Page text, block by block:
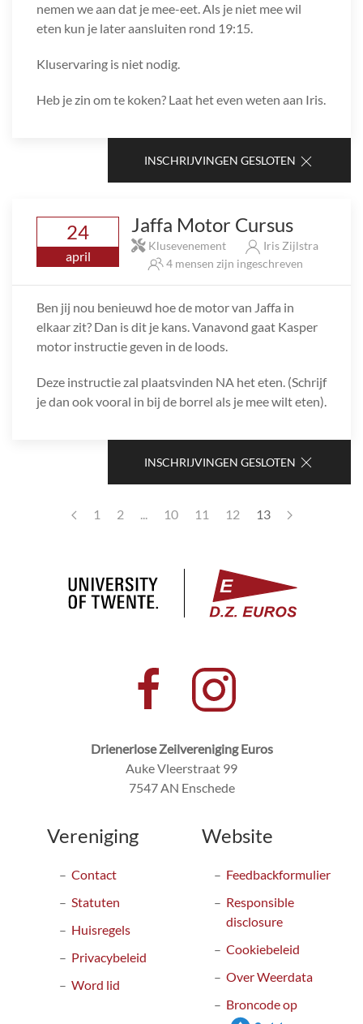
nemen we aan dat je mee-eet. Als je niet mee wil
eten kun je later aansluiten rond 19:15.
Kluservaring is niet nodig.
Heb je zin om te koken? Laat het even weten aan Iris.
INSCHRIJVINGEN GESLOTEN
24
april
Jaffa Motor Cursus
Klusevenement
Iris Zijlstra
4 mensen zijn ingeschreven
Ben jij nou benieuwd hoe de motor van Jaffa in
elkaar zit? Dan is dit je kans. Vanavond gaat Kasper
motor instructie geven in de loods.
Deze instructie zal plaatsvinden NA het eten. (Schrijf
je dan ook vooral in bij de borrel als je mee wilt eten).
INSCHRIJVINGEN GESLOTEN
1 2 ... 10 11 12 13
Drienerlose Zeilvereniging Euros
Auke Vleerstraat 99
7547 AN Enschede
Vereniging
Contact
Statuten
Huisregels
Privacybeleid
Word lid
Website
Feedbackformulier
Responsible
disclosure
Cookiebeleid
Over Weerdata
Broncode op